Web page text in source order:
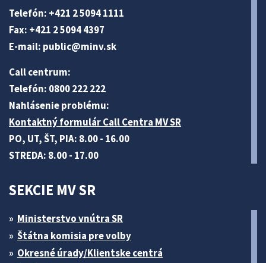
Telefón: +421 2 5094 1111
Fax: +421 2 5094 4397
E-mail: public@minv.sk
Call centrum:
Telefón: 0800 222 222
Nahlásenie problému:
Kontaktný formulár Call Centra MV SR
PO, UT, ŠT, PIA: 8.00 - 16.00
STREDA: 8.00 - 17.00
SEKCIE MV SR
Ministerstvo vnútra SR
Štátna komisia pre volby
Okresné úrady/Klientske centrá